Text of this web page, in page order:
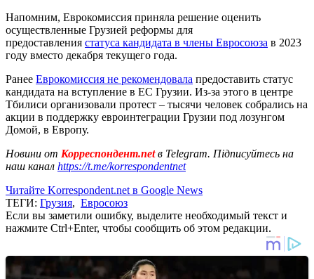
Напомним, Еврокомиссия приняла решение оценить
осуществленные Грузией реформы для
предоставления статуса кандидата в члены Евросоюза в 2023
году вместо декабря текущего года.
Ранее Еврокомиссия не рекомендовала предоставить статус
кандидата на вступление в ЕС Грузии. Из-за этого в центре
Тбилиси организовали протест – тысячи человек собрались на
акции в поддержку евроинтеграции Грузии под лозунгом
Домой, в Европу.
Новини от Корреспондент.netв Telegram. Підписуйтесь на
наш канал https://t.me/korrespondentnet
Читайте Korrespondent.net в Google News
ТЕГИ: Грузия, Евросоюз
Если вы заметили ошибку, выделите необходимый текст и
нажмите Ctrl+Enter, чтобы сообщить об этом редакции.